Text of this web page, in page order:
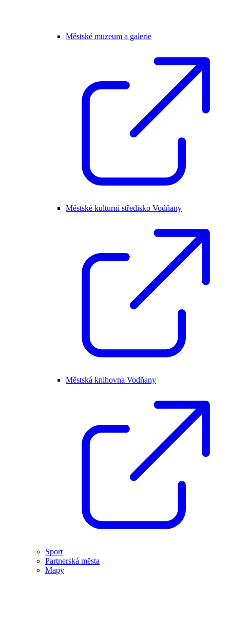
Městské muzeum a galerie
Městské kulturní středisko Vodňany
Městská knihovna Vodňany
Sport
Partnerská města
Mapy